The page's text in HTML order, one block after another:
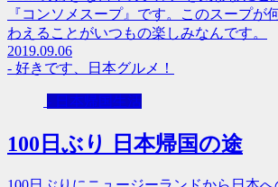
『コンソメスープ』です。このスープ
わえることがいつもの楽しみなんです。
2019.09.06
- 好きです、日本グルメ！
- 日本帰国生活
100日ぶり 日本帰国の途